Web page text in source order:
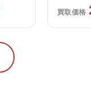
買取価格